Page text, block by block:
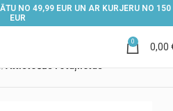
NO 49,99 EUR UN AR KURJERU NO 150
EUR
0 0,00